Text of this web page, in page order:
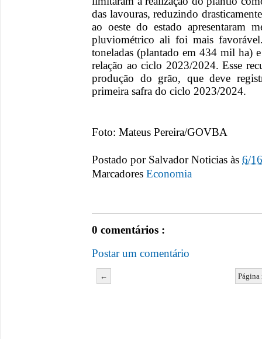
das lavouras, reduzindo
ao oeste do estado apresentaram
pluviométrico ali foi mais
toneladas (plantado em 434 mil ha)
relação ao ciclo 2023/2024. Esse
produção do grão, que deve
primeira safra do ciclo 2023/2024.
Foto: Mateus Pereira/GOVBA
Postado por Salvador Noticias às 6/
Marcadores Economia
0 comentários :
Postar um comentário
←